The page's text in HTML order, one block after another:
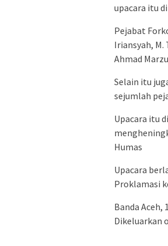
upacara itu di
Pejabat
Iriansyah, M.
Ahmad
Selain itu
sejumlah
Upacara itu
Humas
Upacara
Proklamasi
Banda Aceh,
Dikeluarkan